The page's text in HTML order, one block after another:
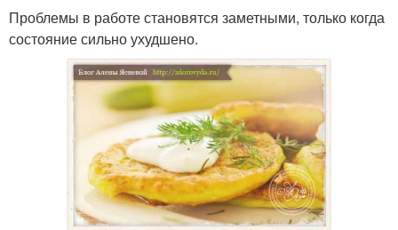
Проблемы в работе становятся заметными, только когда
состояние сильно ухудшено.